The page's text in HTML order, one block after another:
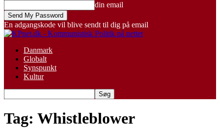
din email
En adgangskode vil blive sendt til dig på email
Danmark
Globalt
Synspunkt
Kultur
Tag: Whistleblower